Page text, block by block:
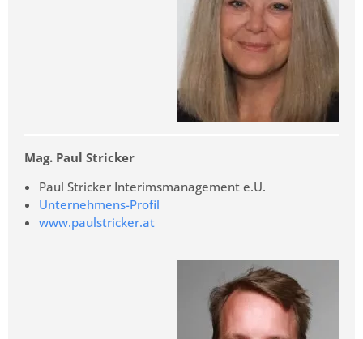
Mag. Paul Stricker
Paul Stricker Interimsmanagement e.U.
Unternehmens-Profil
www.paulstricker.at